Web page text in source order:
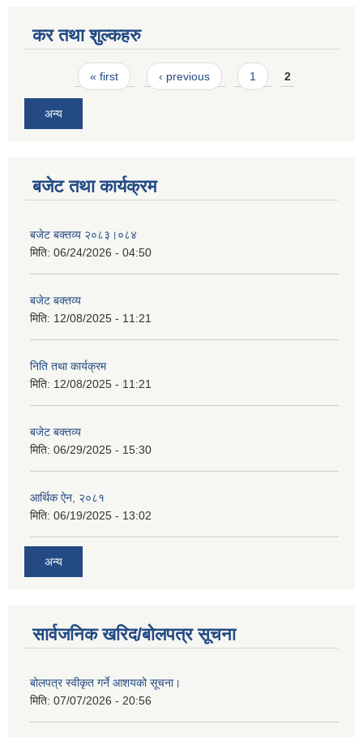
कर तथा शुल्कहरु
Pages« first ‹ previous 1 2
अन्य
बजेट तथा कार्यक्रम
बजेट बक्तव्य २०८३।०८४
मिति: 06/24/2026 - 04:50
बजेट बक्तव्य
मिति: 12/08/2025 - 11:21
निति तथा कार्यक्रम
मिति: 12/08/2025 - 11:21
बजेट बक्तव्य
मिति: 06/29/2025 - 15:30
आर्थिक ऐन, २०८१
मिति: 06/19/2025 - 13:02
अन्य
सार्वजनिक खरिद/बोलपत्र सूचना
बोलपत्र स्वीकृत गर्ने आशयको सूचना।
मिति: 07/07/2026 - 20:56